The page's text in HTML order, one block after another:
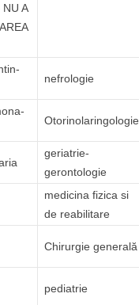
A
nefrologie
Otorinolaringologie
geriatrie-
gerontologie
medicina fizica si
de reabilitare
Chirurgie generală
pediatrie